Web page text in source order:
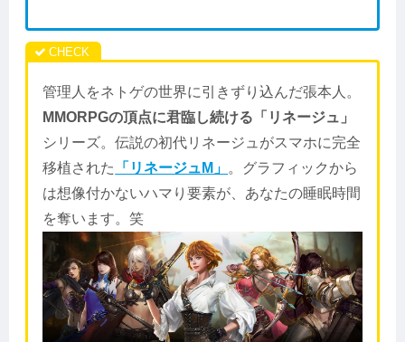
管理人をネトゲの世界に引きずり込んだ張本人。
MMORPGの頂点に君臨し続ける「リネージュ」
シリーズ。伝説の初代リネージュがスマホに完全
移植された
「リネージュM」 。グラフィックから
は想像付かないハマり要素が、あなたの睡眠時間
を奪います。笑